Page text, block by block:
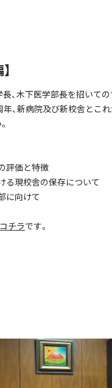
長、木下医学部長を招いて
年、新病院及び新校舎とこ
。
評価と特徴
る現校舎の保存について
に向けて
コチラです。